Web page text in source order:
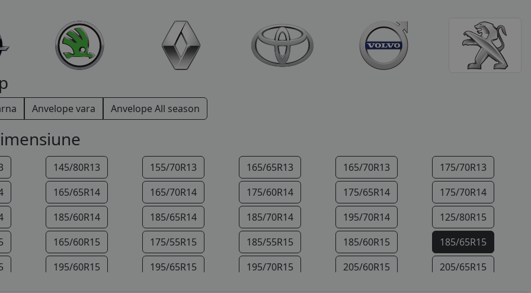
Anvelope vara Anvelope All season
145/80R13 155/70R13 165/65R13 165/70R13
175/70R13
165/65R14 165/70R14 175/60R14 175/65R14
175/70R14
185/60R14 185/65R14 185/70R14 195/70R14
125/80R15
165/60R15 175/55R15 185/55R15 185/60R15
185/65R15
195/60R15 195/65R15 195/70R15 205/60R15
205/65R15